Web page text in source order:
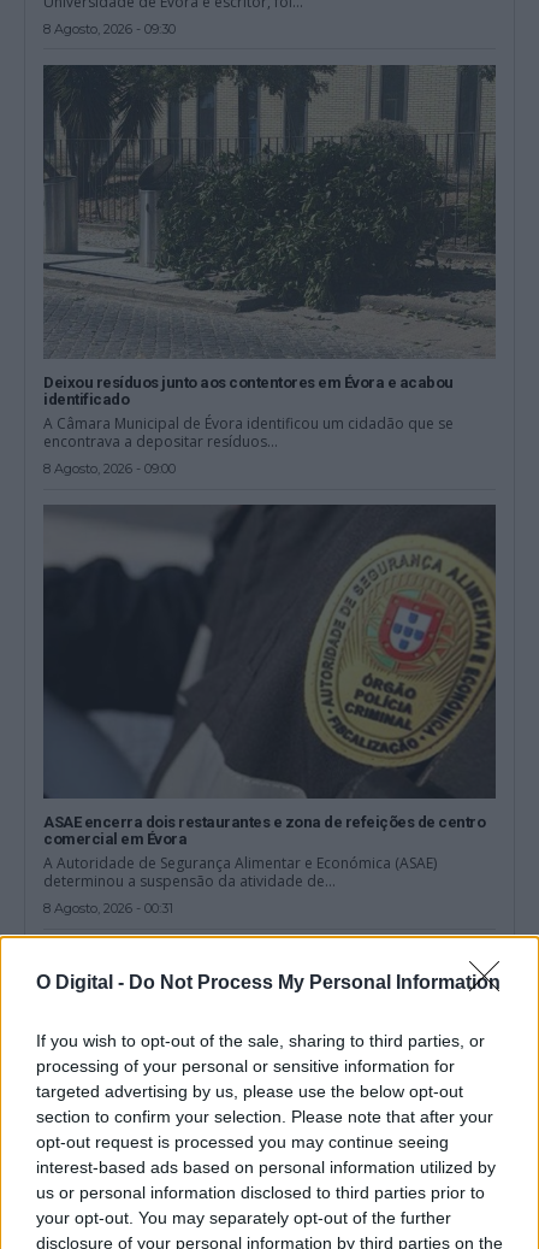
O Digital - Do Not Process My Personal Information
If you wish to opt-out of the sale, sharing to third parties, or
processing of your personal or sensitive information for
targeted advertising by us, please use the below opt-out
section to confirm your selection. Please note that after your
opt-out request is processed you may continue seeing
interest-based ads based on personal information utilized by
us or personal information disclosed to third parties prior to
your opt-out. You may separately opt-out of the further
disclosure of your personal information by third parties on the
8 Agosto, 2026 - 09:30
Deixou resíduos junto aos contentores em Évora e acabou
identificado
A Câmara Municipal de Évora identificou um cidadão que se
encontrava a depositar resíduos...
8 Agosto, 2026 - 09:00
ASAE encerra dois restaurantes e zona de refeições de centro
comercial em Évora
A Autoridade de Segurança Alimentar e Económica (ASAE)
determinou a suspensão da atividade de...
8 Agosto, 2026 - 00:31